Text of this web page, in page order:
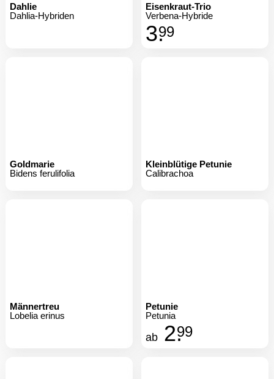
Dahlie
Dahlia-Hybriden
Eisenkraut-Trio
Verbena-Hybride
3.99
Goldmarie
Bidens ferulifolia
Kleinblütige Petunie
Calibrachoa
Männertreu
Lobelia erinus
Petunie
Petunia
ab2.99